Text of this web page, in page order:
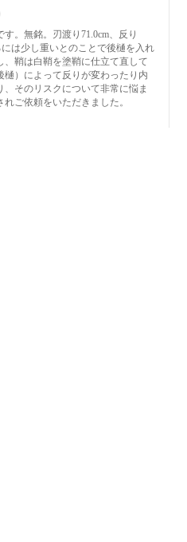
。無銘。刃渡り71.0cm、反り
は少し重いとのことで後樋を入れ
、鞘は白鞘を塗鞘に仕立て直して
）によって反りが変わったり内
そのリスクについて非常に悩ま
ご依頼をいただきました。